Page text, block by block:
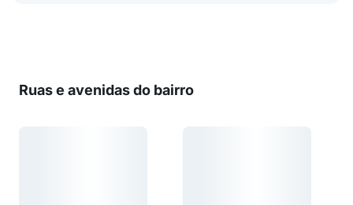
Ruas e avenidas do bairro